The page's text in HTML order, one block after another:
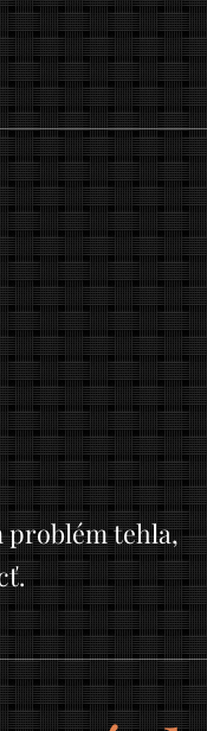
problém tehla,